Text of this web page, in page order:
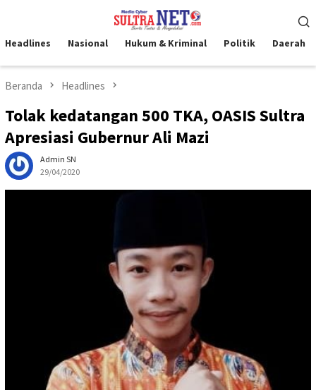
kontenMobile
Headlines Nasional Hukum & Kriminal Politik Daerah
Beranda Headlines
Tolak kedatangan 500 TKA, OASIS Sultra
Apresiasi Gubernur Ali Mazi
Admin SN
29/04/2020